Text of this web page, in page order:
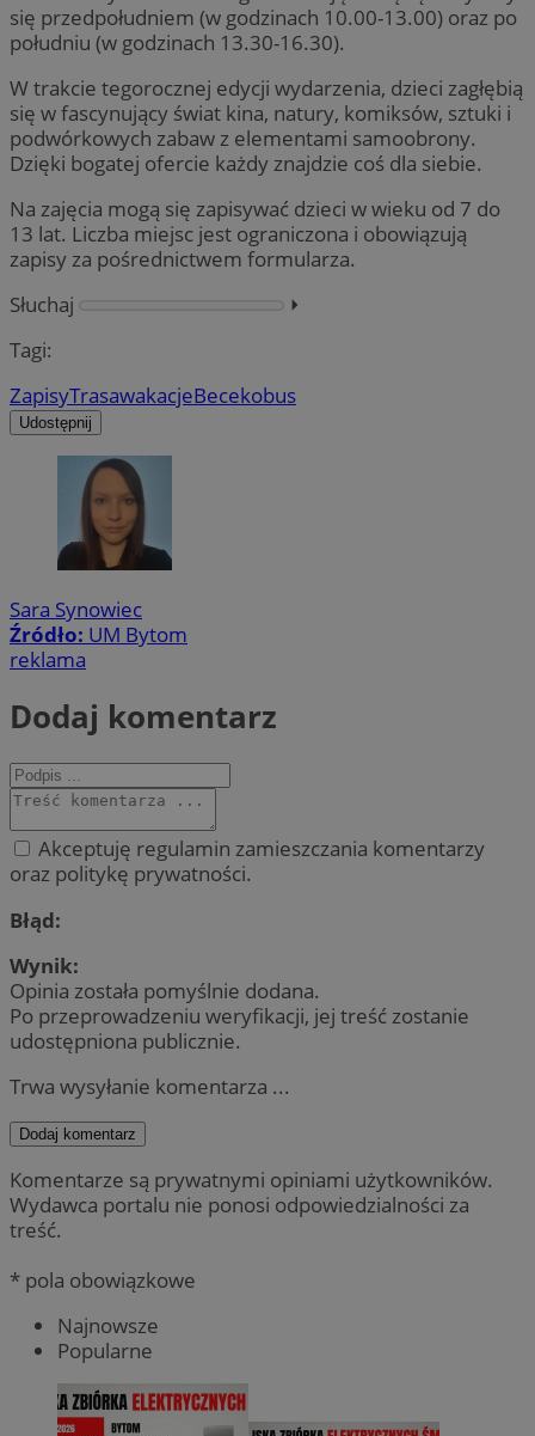
się przedpołudniem (w godzinach 10.00-13.00) oraz po
południu (w godzinach 13.30-16.30).
W trakcie tegorocznej edycji wydarzenia, dzieci zagłębią
się w fascynujący świat kina, natury, komiksów, sztuki i
podwórkowych zabaw z elementami samoobrony.
Dzięki bogatej ofercie każdy znajdzie coś dla siebie.
Na zajęcia mogą się zapisywać dzieci w wieku od 7 do
13 lat. Liczba miejsc jest ograniczona i obowiązują
zapisy za pośrednictwem formularza.
Słuchaj
⏵︎
Tagi:
ZapisyTrasawakacjeBecekobus
Udostępnij
Sara Synowiec
Źródło: UM Bytom
reklama
Dodaj komentarz
Akceptuję regulamin zamieszczania komentarzy
oraz politykę prywatności.
Błąd:
Wynik:
Opinia została pomyślnie dodana.
Po przeprowadzeniu weryfikacji, jej treść zostanie
udostępniona publicznie.
Trwa wysyłanie komentarza ...
Dodaj komentarz
Komentarze są prywatnymi opiniami użytkowników.
Wydawca portalu nie ponosi odpowiedzialności za
treść.
* pola obowiązkowe
Najnowsze
Popularne